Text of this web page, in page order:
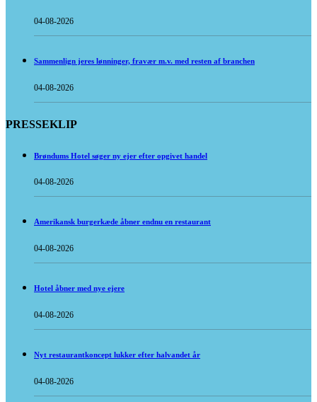
04-08-2026
Sammenlign jeres lønninger, fravær m.v. med resten af branchen
04-08-2026
PRESSEKLIP
Brøndums Hotel søger ny ejer efter opgivet handel
04-08-2026
Amerikansk burgerkæde åbner endnu en restaurant
04-08-2026
Hotel åbner med nye ejere
04-08-2026
Nyt restaurantkoncept lukker efter halvandet år
04-08-2026